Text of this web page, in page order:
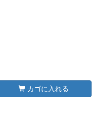
カゴに入れる